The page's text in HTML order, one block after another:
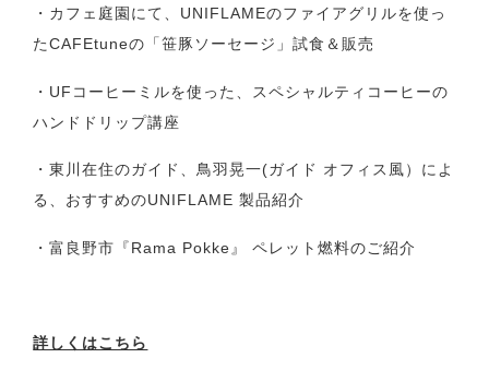
・カフェ庭園にて、UNIFLAMEのファイアグリルを使っ
たCAFEtuneの「笹豚ソーセージ」試食＆販売
・UFコーヒーミルを使った、スペシャルティコーヒーの
ハンドドリップ講座
・東川在住のガイド、鳥羽晃一(ガイド オフィス風）によ
る、おすすめのUNIFLAME 製品紹介
・富良野市『Rama Pokke』 ペレット燃料のご紹介
詳しくはこちら